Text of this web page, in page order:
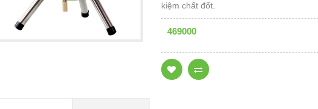
kiệm chất đốt.
469000